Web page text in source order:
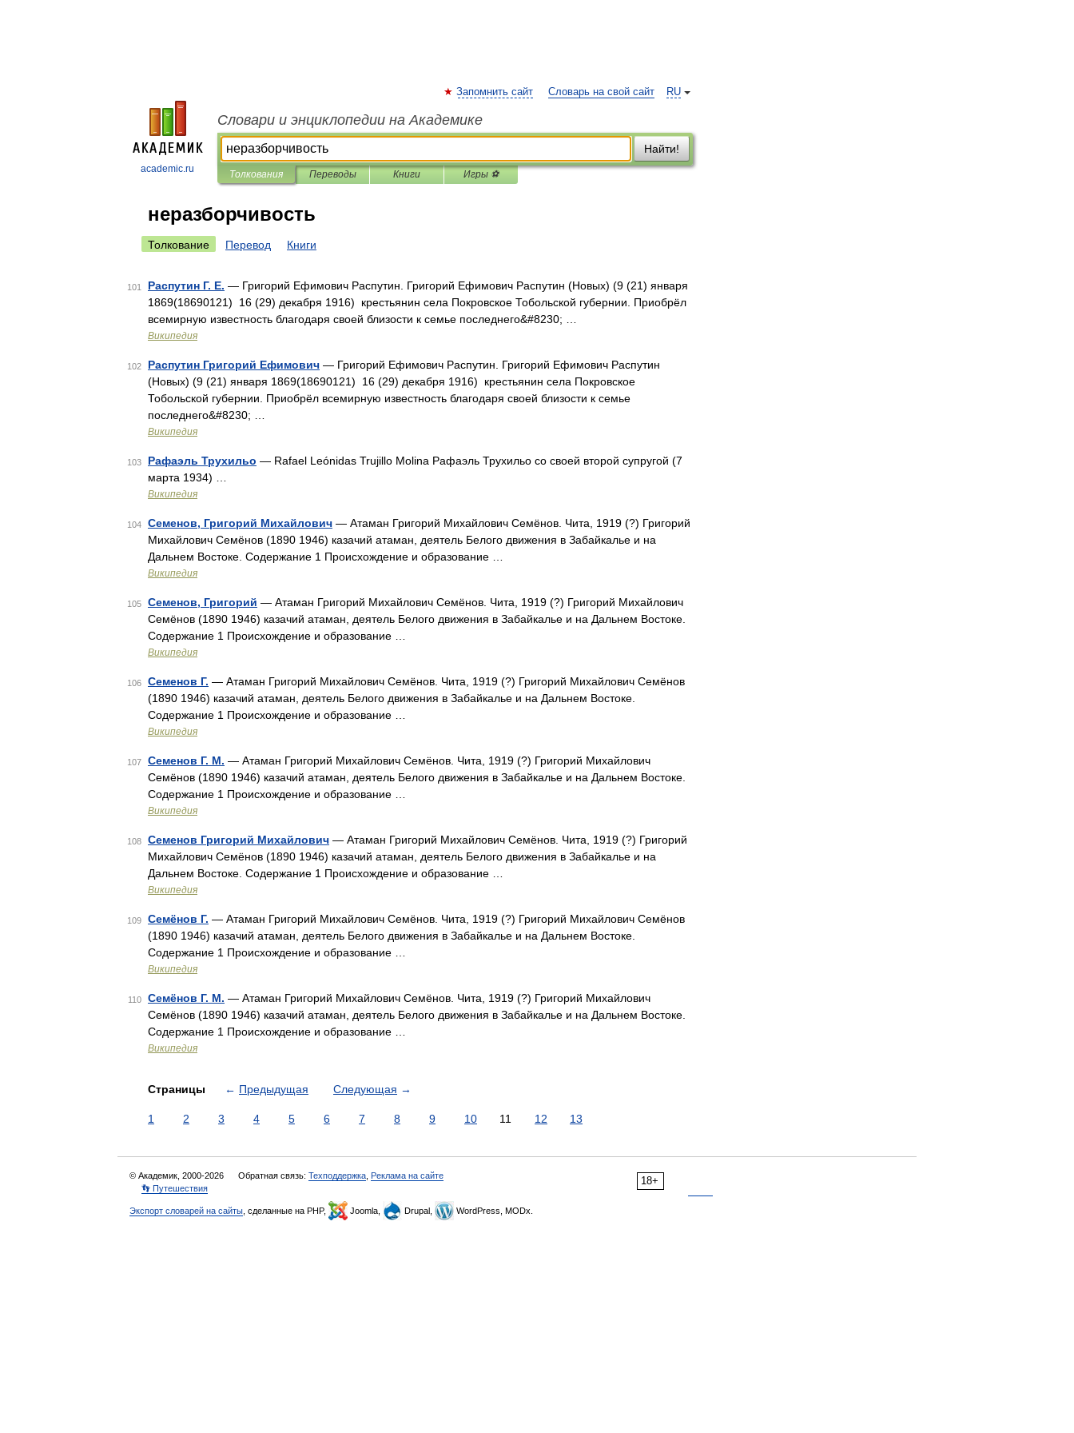
academic.ru
RU
Запомнить сайт Словарь на свой сайт
Словари и энциклопедии на Академике
Найти!
Толкования Переводы Книги Игры ⚽
неразборчивость
Толкование Перевод Книги
101 Распутин Г. Е. — Григорий Ефимович Распутин. Григорий Ефимович Распутин (Новых) (9 (21) января
1869(18690121) 16 (29) декабря 1916) крестьянин села Покровское Тобольской губернии. Приобрёл
всемирную известность благодаря своей близости к семье последнего&#8230; …
Википедия
102 Распутин Григорий Ефимович — Григорий Ефимович Распутин. Григорий Ефимович Распутин
(Новых) (9 (21) января 1869(18690121) 16 (29) декабря 1916) крестьянин села Покровское
Тобольской губернии. Приобрёл всемирную известность благодаря своей близости к семье
последнего&#8230; …
Википедия
103 Рафаэль Трухильо — Rafael Leónidas Trujillo Molina Рафаэль Трухильо со своей второй супругой (7
марта 1934) …
Википедия
104 Семенов, Григорий Михайлович — Атаман Григорий Михайлович Семёнов. Чита, 1919 (?) Григорий
Михайлович Семёнов (1890 1946) казачий атаман, деятель Белого движения в Забайкалье и на
Дальнем Востоке. Содержание 1 Происхождение и образование …
Википедия
105 Семенов, Григорий — Атаман Григорий Михайлович Семёнов. Чита, 1919 (?) Григорий Михайлович
Семёнов (1890 1946) казачий атаман, деятель Белого движения в Забайкалье и на Дальнем Востоке.
Содержание 1 Происхождение и образование …
Википедия
106 Семенов Г. — Атаман Григорий Михайлович Семёнов. Чита, 1919 (?) Григорий Михайлович Семёнов
(1890 1946) казачий атаман, деятель Белого движения в Забайкалье и на Дальнем Востоке.
Содержание 1 Происхождение и образование …
Википедия
107 Семенов Г. М. — Атаман Григорий Михайлович Семёнов. Чита, 1919 (?) Григорий Михайлович
Семёнов (1890 1946) казачий атаман, деятель Белого движения в Забайкалье и на Дальнем Востоке.
Содержание 1 Происхождение и образование …
Википедия
108 Семенов Григорий Михайлович — Атаман Григорий Михайлович Семёнов. Чита, 1919 (?) Григорий
Михайлович Семёнов (1890 1946) казачий атаман, деятель Белого движения в Забайкалье и на
Дальнем Востоке. Содержание 1 Происхождение и образование …
Википедия
109 Семёнов Г. — Атаман Григорий Михайлович Семёнов. Чита, 1919 (?) Григорий Михайлович Семёнов
(1890 1946) казачий атаман, деятель Белого движения в Забайкалье и на Дальнем Востоке.
Содержание 1 Происхождение и образование …
Википедия
110 Семёнов Г. М. — Атаман Григорий Михайлович Семёнов. Чита, 1919 (?) Григорий Михайлович
Семёнов (1890 1946) казачий атаман, деятель Белого движения в Забайкалье и на Дальнем Востоке.
Содержание 1 Происхождение и образование …
Википедия
Страницы ← Предыдущая Следующая →
1 2 3 4 5 6 7 8 9 10 11 12 13
18+
© Академик, 2000-2026 Обратная связь: Техподдержка Реклама на сайте
👣 Путешествия
Экспорт словарей на сайты , сделанные на PHP, Joomla, Drupal, WordPress, MODx.